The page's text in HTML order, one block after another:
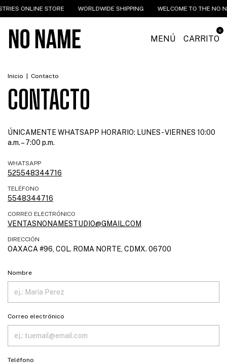
ONLINE STORE WORLDWIDE SHIPPING WELCOME TO THE NO
MENÚ CARRITO
0
Inicio Contacto
CONTACTO
ÚNICAMENTE WHATSAPP HORARIO: LUNES - VIERNES 10:00
a.m. – 7:00 p.m.
WHATSAPP
525548344716
TELÉFONO
5548344716
CORREO ELECTRÓNICO
VENTASNONAMESTUDIO@GMAIL.COM
DIRECCIÓN
OAXACA #96, COL. ROMA NORTE, CDMX. 06700
Nombre
Correo electrónico
Teléfono